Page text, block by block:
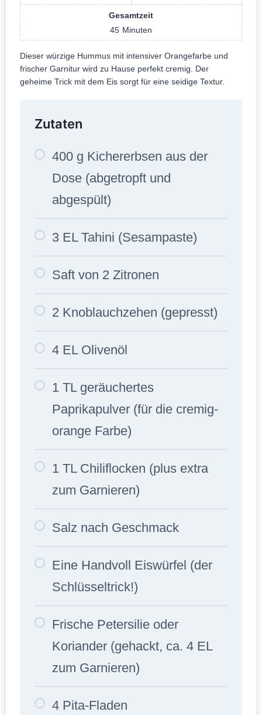
Gesamtzeit
45 Minuten
Dieser würzige Hummus mit intensiver Orangefarbe und
frischer Garnitur wird zu Hause perfekt cremig. Der
geheime Trick mit dem Eis sorgt für eine seidige Textur.
Zutaten
400 g Kichererbsen aus der
Dose (abgetropft und
abgespült)
3 EL Tahini (Sesampaste)
Saft von 2 Zitronen
2 Knoblauchzehen (gepresst)
4 EL Olivenöl
1 TL geräuchertes
Paprikapulver (für die cremig-
orange Farbe)
1 TL Chiliflocken (plus extra
zum Garnieren)
Salz nach Geschmack
Eine Handvoll Eiswürfel (der
Schlüsseltrick!)
Frische Petersilie oder
Koriander (gehackt, ca. 4 EL
zum Garnieren)
4 Pita-Fladen